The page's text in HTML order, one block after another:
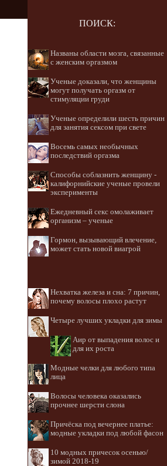
ПОИСК:
Названы области мозга, связанные
с женским оргазмом
Ученые доказали, что женщины
могут получать оргазм от
стимуляции груди
Ученые определили шесть причин
для занятия сексом при свете
Восемь самых необычных
последствий оргазма
Способы соблазнить женщину -
калифорнийские ученые провели
эксперименты
Ежедневный секс омолаживает
организм – ученые
Гормон, вызывающий влечение,
может стать новой виагрой
Нехватка железа и сна: 7 причин,
почему волосы плохо растут
Четыре лучших укладки для зимы
Аир от выпадения волос и
для их роста
Модные челки для любого типа
лица
Волосы человека оказались
прочнее шерсти слона
Причёска под вечернее платье:
модные укладки под любой фасон
10 модных причесок осенью/
зимой 2018-19